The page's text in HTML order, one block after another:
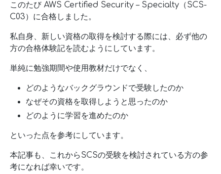
このたび AWS Certified Security – Specialty（SCS-
C03）に合格しました。
私自身、新しい資格の取得を検討する際には、必ず他の
方の合格体験記を読むようにしています。
単純に勉強期間や使用教材だけでなく、
どのようなバックグラウンドで受験したのか
なぜその資格を取得しようと思ったのか
どのように学習を進めたのか
といった点を参考にしています。
本記事も、これからSCSの受験を検討されている方の参
考になれば幸いです。